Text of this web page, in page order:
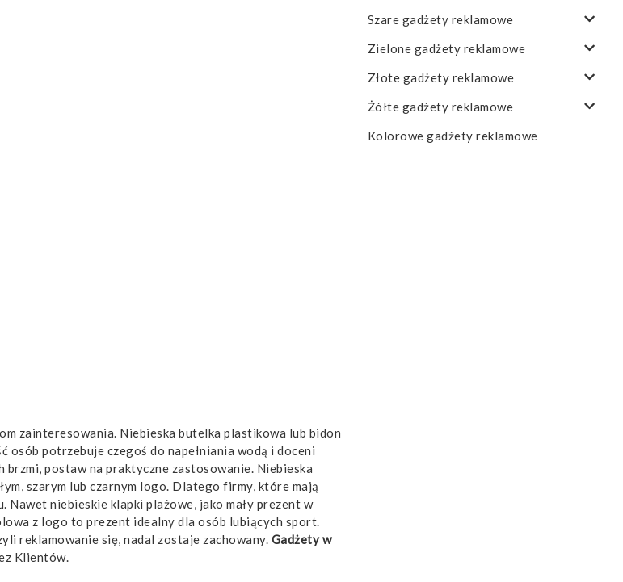
zainteresowania. Niebieska butelka plastikowa lub bidon
osób potrzebuje czegoś do napełniania wodą i doceni
postaw na praktyczne zastosowanie. Niebieska
szarym lub czarnym logo. Dlatego firmy, które mają
niebieskie klapki plażowe, jako mały prezent w
z logo to prezent idealny dla osób lubiących sport.
reklamowanie się, nadal zostaje zachowany. Gadżety w
Klientów.
Szare gadżety reklamowe
Zielone gadżety reklamowe
Złote gadżety reklamowe
Żółte gadżety reklamowe
Kolorowe gadżety reklamowe